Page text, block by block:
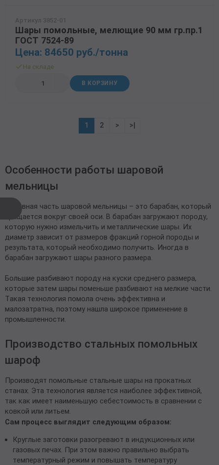
Артикул 3852-01
Шары помольные, мелющие 90 мм гр.пр.1
ГОСТ 7524-89
Цена: 84650 руб./тонна
На складе
В КОРЗИНУ
1 2 > >|
Особенности работы шаровой
мельницы
Основная часть шаровой мельницы – это барабан, который
вращается вокруг своей оси. В барабан загружают породу,
которую нужно измельчить и металлические шары. Их
диаметр зависит от размеров фракций горной породы и
результата, который необходимо получить. Иногда в
барабан загружают шары разного размера.
Большие разбивают породу на куски среднего размера,
которые затем шары поменьше разбивают на мелкие части.
Такая технология помола очень эффективна и
малозатратна, поэтому нашла широкое применение в
промышленности.
Производство стальных помольных
шароф
Производят помольные стальные шары на прокатных
станах. Эта технология является наиболее эффективной,
так как имеет наименьшую себестоимость в сравнении с
ковкой или литьем.
Сам процесс выглядит следующим образом:
Круглые заготовки разогревают в индукционных или
газовых печах. При этом важно правильно выбрать
температурный режим и повышать температуру